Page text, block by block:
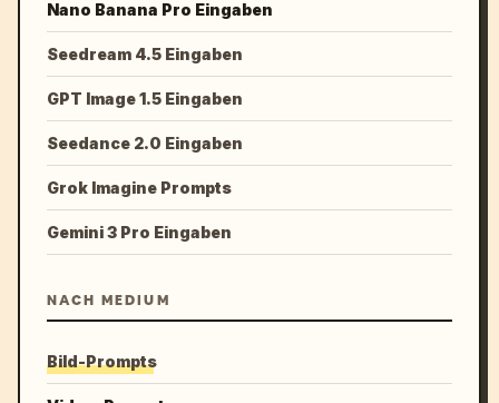
Nano Banana Pro Eingaben
Seedream 4.5 Eingaben
GPT Image 1.5 Eingaben
Seedance 2.0 Eingaben
Grok Imagine Prompts
Gemini 3 Pro Eingaben
NACH MEDIUM
Bild-Prompts